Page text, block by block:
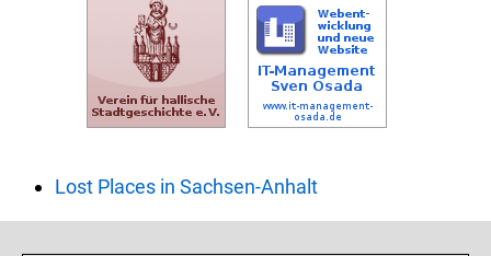
Lost Places in Sachsen-Anhalt